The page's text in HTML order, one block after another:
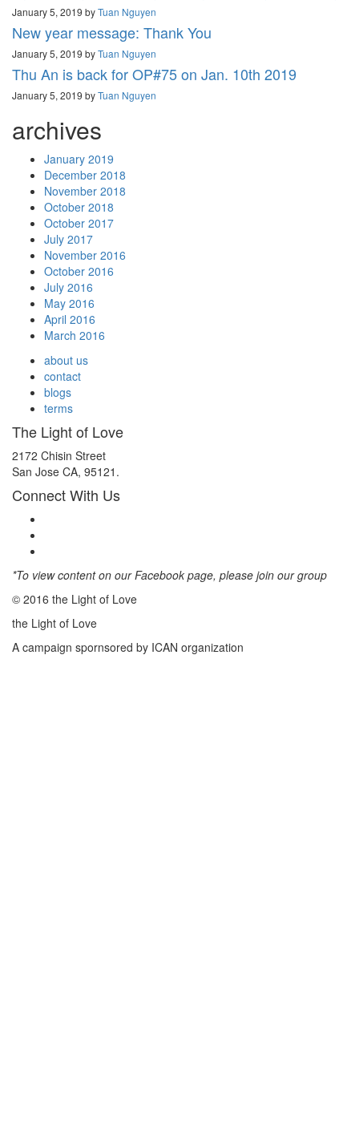
January 5, 2019 byTuan Nguyen
New year message: Thank You
January 5, 2019 byTuan Nguyen
Thu An is back for OP#75 on Jan. 10th 2019
January 5, 2019 byTuan Nguyen
archives
January 2019
December 2018
November 2018
October 2018
October 2017
July 2017
November 2016
October 2016
July 2016
May 2016
April 2016
March 2016
about us
contact
blogs
terms
The Light of Love
2172 Chisin Street
San Jose CA, 95121.
Connect With Us
*To view content on our Facebook page, please join our group
© 2016 the Light of Love
the Light of Love
A campaign spornsored by ICAN organization